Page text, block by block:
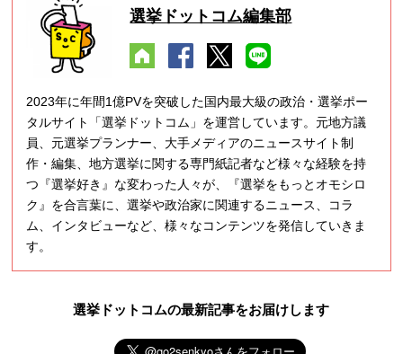
選挙ドットコム編集部
2023年に年間1億PVを突破した国内最大級の政治・選挙ポー
タルサイト「選挙ドットコム」を運営しています。元地方議
員、元選挙プランナー、大手メディアのニュースサイト制
作・編集、地方選挙に関する専門紙記者など様々な経験を持
つ『選挙好き』な変わった人々が、『選挙をもっとオモシロ
ク』を合言葉に、選挙や政治家に関連するニュース、コラ
ム、インタビューなど、様々なコンテンツを発信していきま
す。
選挙ドットコムの最新記事をお届けします